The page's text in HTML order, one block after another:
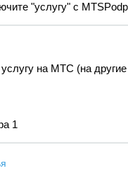
"услугу" с
на МТС (на
1